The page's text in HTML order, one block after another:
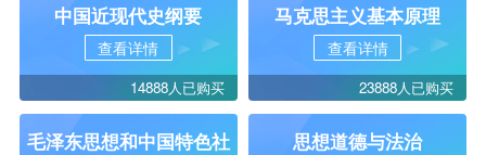
中国近现代史纲要
查看详情
14888人已购买
马克思主义基本原理
查看详情
23888人已购买
毛泽东思想和中国特色社
思想道德与法治